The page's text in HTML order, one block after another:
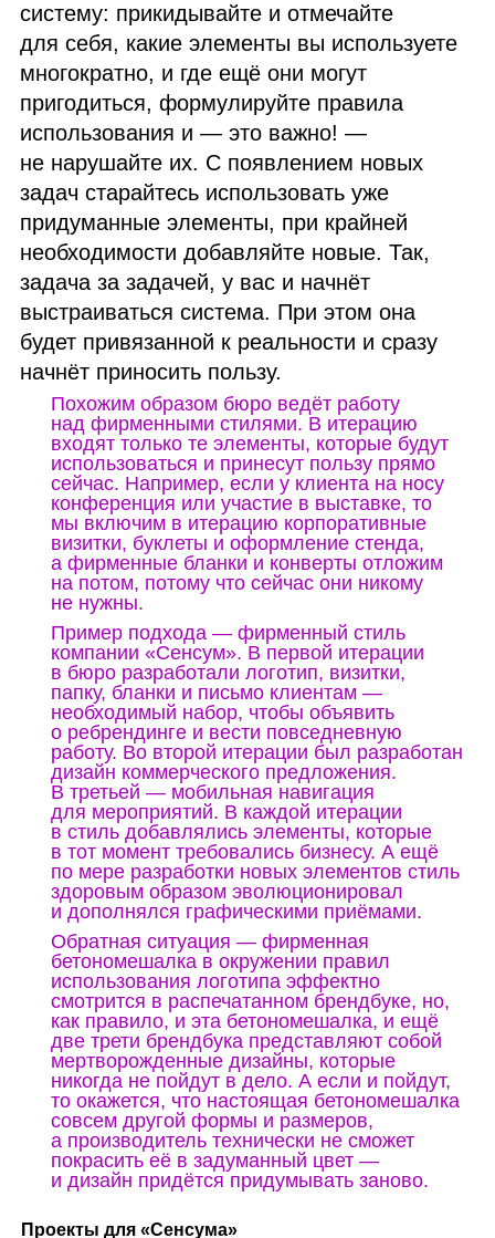
систему: прикидывайте и отмечайте
для себя, какие элементы вы используете
многократно, и где ещё они могут
пригодиться, формулируйте правила
использования и — это важно! —
не нарушайте их. С появлением новых
задач старайтесь использовать уже
придуманные элементы, при крайней
необходимости добавляйте новые. Так,
задача за задачей, у вас и начнёт
выстраиваться система. При этом она
будет привязанной к реальности и сразу
начнёт приносить пользу.
Похожим образом бюро ведёт работу
над фирменными стилями. В итерацию
входят только те элементы, которые будут
использоваться и принесут пользу прямо
сейчас. Например, если у клиента на носу
конференция или участие в выставке, то
мы включим в итерацию корпоративные
визитки, буклеты и оформление стенда,
а фирменные бланки и конверты отложим
на потом, потому что сейчас они никому
не нужны.
Пример подхода — фирменный стиль
компании «Сенсум». В первой итерации
в бюро разработали логотип, визитки,
папку, бланки и письмо клиентам —
необходимый набор, чтобы объявить
о ребрендинге и вести повседневную
работу. Во второй итерации был разработан
дизайн коммерческого предложения.
В третьей — мобильная навигация
для мероприятий. В каждой итерации
в стиль добавлялись элементы, которые
в тот момент требовались бизнесу. А ещё
по мере разработки новых элементов стиль
здоровым образом эволюционировал
и дополнялся графическими приёмами.
Обратная ситуация — фирменная
бетономешалка в окружении правил
использования логотипа эффектно
смотрится в распечатанном брендбуке, но,
как правило, и эта бетономешалка, и ещё
две трети брендбука представляют собой
мертворожденные дизайны, которые
никогда не пойдут в дело. А если и пойдут,
то окажется, что настоящая бетономешалка
совсем другой формы и размеров,
а производитель технически не сможет
покрасить её в задуманный цвет —
и дизайн придётся придумывать заново.
Проекты для «Сенсума»